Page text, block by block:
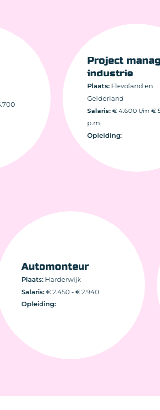
Project manager
industrie
Plaats:Flevoland en
Gelderland
Salaris:€ 4.600 t/m € 5.700
Opleiding:
Automonteur
Plaats:Harderwijk
Salaris:€ 2.450 - € 2.940
Opleiding: